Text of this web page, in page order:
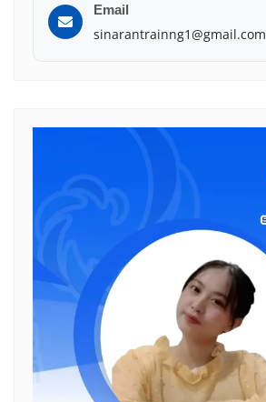
Email
sinarantrainng1@gmail.com